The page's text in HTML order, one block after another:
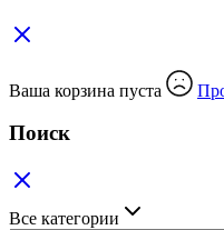
Ваша корзина пуста
Поиск
Все категории